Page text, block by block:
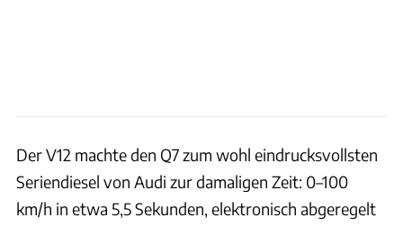
Der V12 machte den Q7 zum wohl eindrucksvollsten
Seriendiesel von Audi zur damaligen Zeit: 0–100
km/h in etwa 5,5 Sekunden, elektronisch abgeregelt